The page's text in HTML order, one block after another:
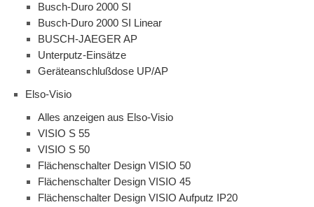
Busch-Duro 2000 SI
Busch-Duro 2000 SI Linear
BUSCH-JAEGER AP
Unterputz-Einsätze
Geräteanschlußdose UP/AP
Elso-Visio
Alles anzeigen aus Elso-Visio
VISIO S 55
VISIO S 50
Flächenschalter Design VISIO 50
Flächenschalter Design VISIO 45
Flächenschalter Design VISIO Aufputz IP20